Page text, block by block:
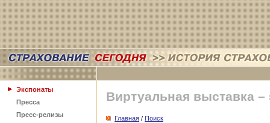
Экспонаты
Пресса
Пресс-релизы
Виртуальная выставка –
Главная / Поиск